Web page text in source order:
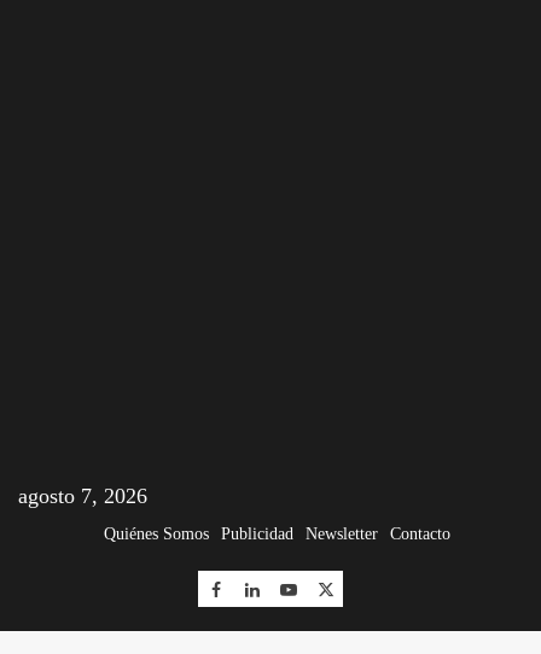
agosto 7, 2026
Quiénes Somos Publicidad Newsletter Contacto